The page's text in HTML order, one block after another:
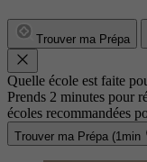
Trouver ma Prépa
Quelle école est faite
Prends 2 minutes pour
écoles recommandées
Trouver ma Prépa (1min